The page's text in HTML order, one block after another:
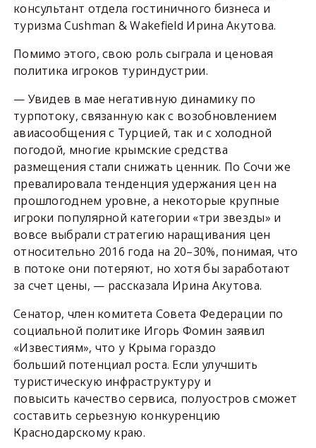
консультант отдела гостиничного бизнеса и
туризма Cushman & Wakefield Ирина Акутова.
Помимо этого, свою роль сыграла и ценовая
политика игроков туриндустрии.
— Увидев в мае негативную динамику по
турпотоку, связанную как с возобновлением
авиасообщения с Турцией, так и с холодной
погодой, многие крымские средства
размещения стали снижать ценник. По Сочи же
превалировала тенденция удержания цен на
прошлогоднем уровне, а некоторые крупные
игроки популярной категории «три звезды» и
вовсе выбрали стратегию наращивания цен
относительно 2016 года на 20–30%, понимая, что
в потоке они потеряют, но хотя бы заработают
за счет цены, — рассказала Ирина Акутова.
Сенатор, член комитета Совета Федерации по
социальной политике Игорь Фомин заявил
«Известиям», что у Крыма гораздо
больший потенциал роста. Если улучшить
туристическую инфраструктуру и
повысить качество сервиса, полуостров сможет
составить серьезную конкуренцию
Краснодарскому краю.